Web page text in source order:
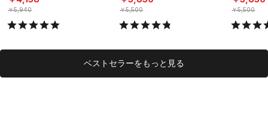
￥5,940 ￥5,500 ￥5,500
ベストセラーをもっと見る